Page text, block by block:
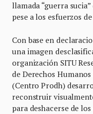
llamada “guerra
pese a los esfuerzos
Con base en
una imagen
organización SITU
de Derechos
(Centro Prodh)
reconstruir
para deshacerse de